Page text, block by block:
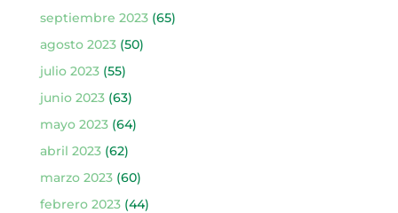
septiembre 2023(65)
agosto 2023(50)
julio 2023(55)
junio 2023(63)
mayo 2023(64)
abril 2023(62)
marzo 2023(60)
febrero 2023(44)